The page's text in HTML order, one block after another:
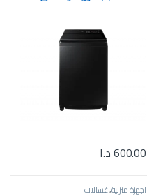
WA80F19S8BRQ
600.00د.ا
أجهزة منزلية,غسالات